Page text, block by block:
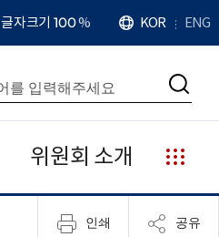
확
대
치
글자크기 100%
언
어
KOR ENG
검
위원회 소개
누
리
집
인쇄 공유